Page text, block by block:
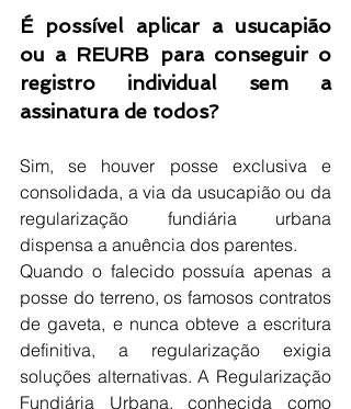
É possível aplicar a usucapião
ou a REURB para conseguir o
registro individual sem a
assinatura de todos?
Sim, se houver posse exclusiva e
consolidada, a via da usucapião ou da
regularização fundiária urbana
dispensa a anuência dos parentes.
Quando o falecido possuía apenas a
posse do terreno, os famosos contratos
de gaveta, e nunca obteve a escritura
definitiva, a regularização exigia
soluções alternativas. A Regularização
Fundiária Urbana, conhecida como